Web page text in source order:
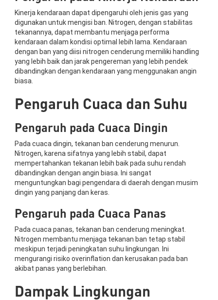
Kinerja kendaraan dapat dipengaruhi oleh jenis gas yang
digunakan untuk mengisi ban. Nitrogen, dengan stabilitas
tekanannya, dapat membantu menjaga performa
kendaraan dalam kondisi optimal lebih lama. Kendaraan
dengan ban yang diisi nitrogen cenderung memiliki handling
yang lebih baik dan jarak pengereman yang lebih pendek
dibandingkan dengan kendaraan yang menggunakan angin
biasa.
Pengaruh Cuaca dan Suhu
Pengaruh pada Cuaca Dingin
Pada cuaca dingin, tekanan ban cenderung menurun.
Nitrogen, karena sifatnya yang lebih stabil, dapat
mempertahankan tekanan lebih baik pada suhu rendah
dibandingkan dengan angin biasa. Ini sangat
menguntungkan bagi pengendara di daerah dengan musim
dingin yang panjang dan keras.
Pengaruh pada Cuaca Panas
Pada cuaca panas, tekanan ban cenderung meningkat.
Nitrogen membantu menjaga tekanan ban tetap stabil
meskipun terjadi peningkatan suhu lingkungan. Ini
mengurangi risiko overinflation dan kerusakan pada ban
akibat panas yang berlebihan.
Dampak Lingkungan